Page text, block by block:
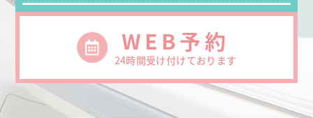
WEB予約
24時間受け付けております